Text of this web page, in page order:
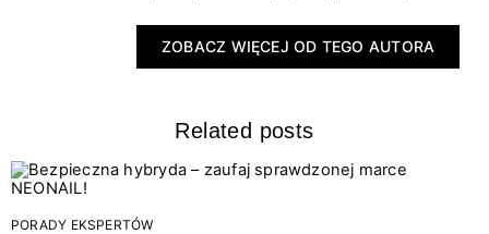
ZOBACZ WIĘCEJ OD TEGO AUTORA
Related posts
PORADY EKSPERTÓW